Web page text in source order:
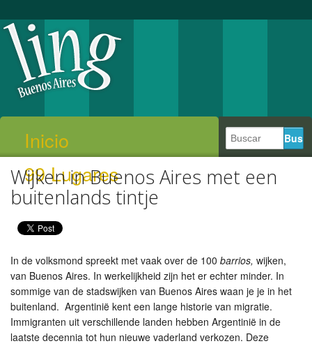
Inicio
99 Lugares
Wijken in Buenos Aires met een
buitenlands tintje
In de volksmond spreekt met vaak over de 100 barrios, wijken,
van Buenos Aires. In werkelijkheid zijn het er echter minder. In
sommige van de stadswijken van Buenos Aires waan je je in het
buitenland. Argentinië kent een lange historie van migratie.
Immigranten uit verschillende landen hebben Argentinië in de
laatste decennia tot hun nieuwe vaderland verkozen. Deze